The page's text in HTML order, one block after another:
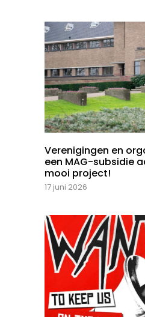
Verenigingen en
een MAG-subsidie
mooi project!
17 juni 2026